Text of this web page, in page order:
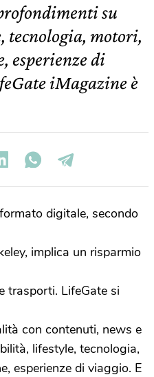
su
tecnologia, motori,
esperienze di
iMagazine è
digitale, secondo
implica un risparmio
trasporti. LifeGate si
con contenuti, news e
lifestyle, tecnologia,
esperienze di viaggio. E